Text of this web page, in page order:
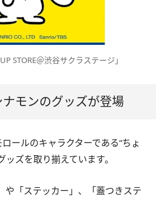
STORE＠渋谷サクラステージ」
モンのグッズが登場
ールのキャラクターである“ちょ
ズを取り揃えています。
や「ステッカー」、「蓋つきステ